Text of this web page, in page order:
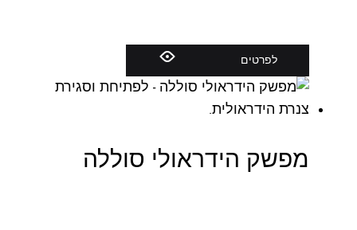
לפרטים
מפשק הידראולי סוללה